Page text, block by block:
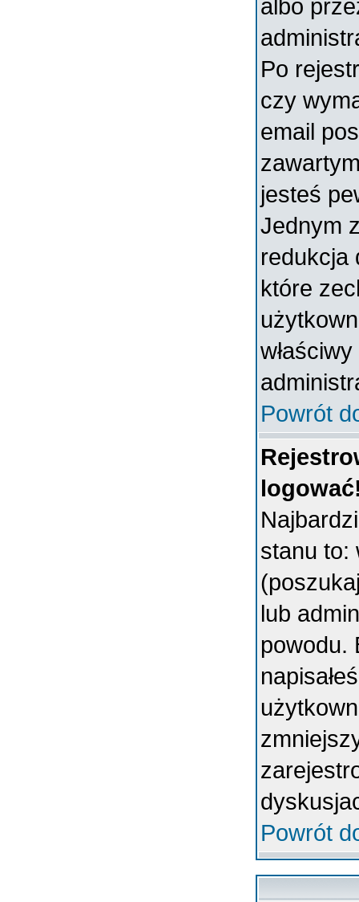
albo
Po
czy
email
jesteś
Jednym
redukcja
które
Powrót
stanu to:
lub
powodu.
Powrót